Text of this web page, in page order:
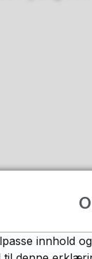
innhold